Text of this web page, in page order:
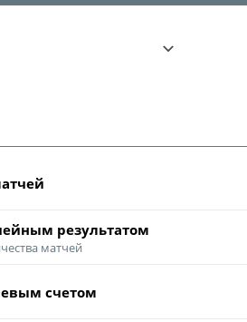
Комитеты
результатом
матчей
счетом